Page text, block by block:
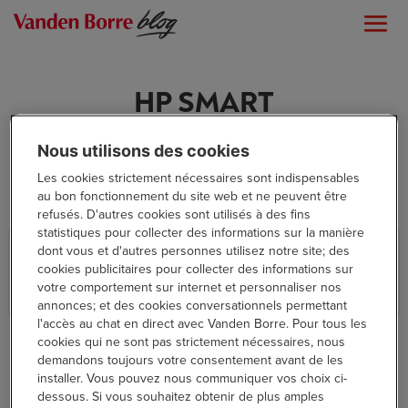
HP SMART
Testé pour vous : l’imprimante HP
Envy Inspire 7924e
High Tech
Nous utilisons des cookies
Les cookies strictement nécessaires sont indispensables
au bon fonctionnement du site web et ne peuvent être
refusés. D'autres cookies sont utilisés à des fins
statistiques pour collecter des informations sur la manière
dont vous et d'autres personnes utilisez notre site; des
cookies publicitaires pour collecter des informations sur
votre comportement sur internet et personnaliser nos
annonces; et des cookies conversationnels permettant
l'accès au chat en direct avec Vanden Borre. Pour tous les
cookies qui ne sont pas strictement nécessaires, nous
demandons toujours votre consentement avant de les
installer. Vous pouvez nous communiquer vos choix ci-
dessous. Si vous souhaitez obtenir de plus amples